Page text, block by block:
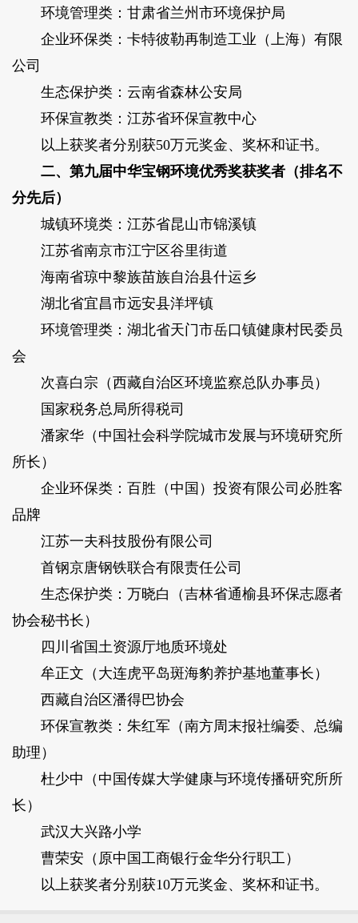
环境管理类：甘肃省兰州市环境保护局
企业环保类：卡特彼勒再制造工业（上海）有限
公司
生态保护类：云南省森林公安局
环保宣教类：江苏省环保宣教中心
以上获奖者分别获50万元奖金、奖杯和证书。
二、第九届中华宝钢环境优秀奖获奖者（排名不
分先后）
城镇环境类：江苏省昆山市锦溪镇
江苏省南京市江宁区谷里街道
海南省琼中黎族苗族自治县什运乡
湖北省宜昌市远安县洋坪镇
环境管理类：湖北省天门市岳口镇健康村民委员
会
次喜白宗（西藏自治区环境监察总队办事员）
国家税务总局所得税司
潘家华（中国社会科学院城市发展与环境研究所
所长）
企业环保类：百胜（中国）投资有限公司必胜客
品牌
江苏一夫科技股份有限公司
首钢京唐钢铁联合有限责任公司
生态保护类：万晓白（吉林省通榆县环保志愿者
协会秘书长）
四川省国土资源厅地质环境处
牟正文（大连虎平岛斑海豹养护基地董事长）
西藏自治区潘得巴协会
环保宣教类：朱红军（南方周末报社编委、总编
助理）
杜少中（中国传媒大学健康与环境传播研究所所
长）
武汉大兴路小学
曹荣安（原中国工商银行金华分行职工）
以上获奖者分别获10万元奖金、奖杯和证书。